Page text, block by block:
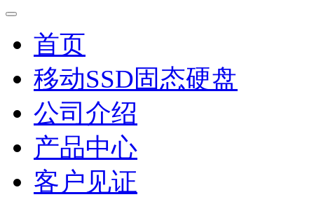
首页
移动SSD固态硬盘
公司介绍
产品中心
客户见证